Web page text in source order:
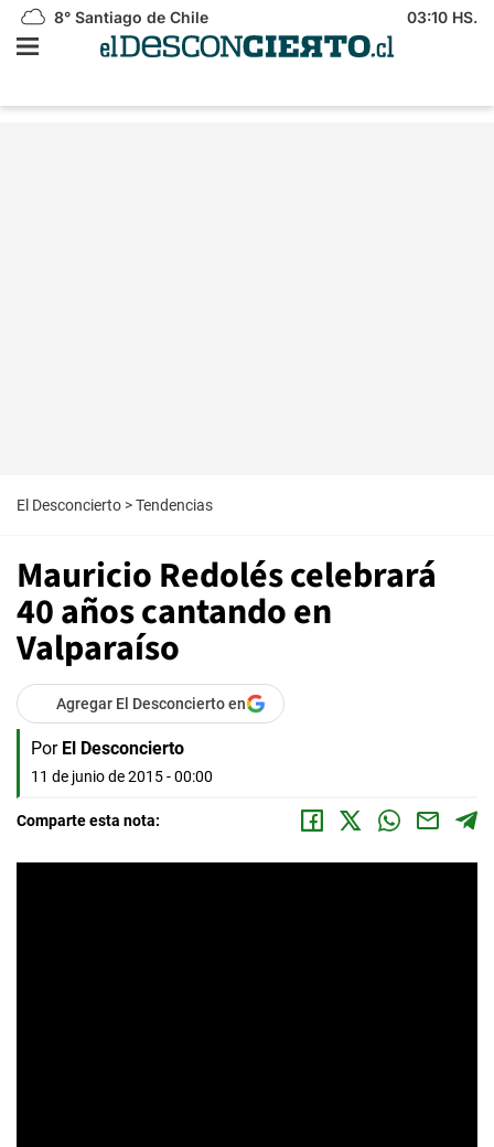
8° Santiago de Chile 03:10 HS.
El Desconcierto >Tendencias
Mauricio Redolés celebrará
40 años cantando en
Valparaíso
Agregar El Desconcierto en
Por El Desconcierto
11 de junio de 2015 - 00:00
Comparte esta nota: